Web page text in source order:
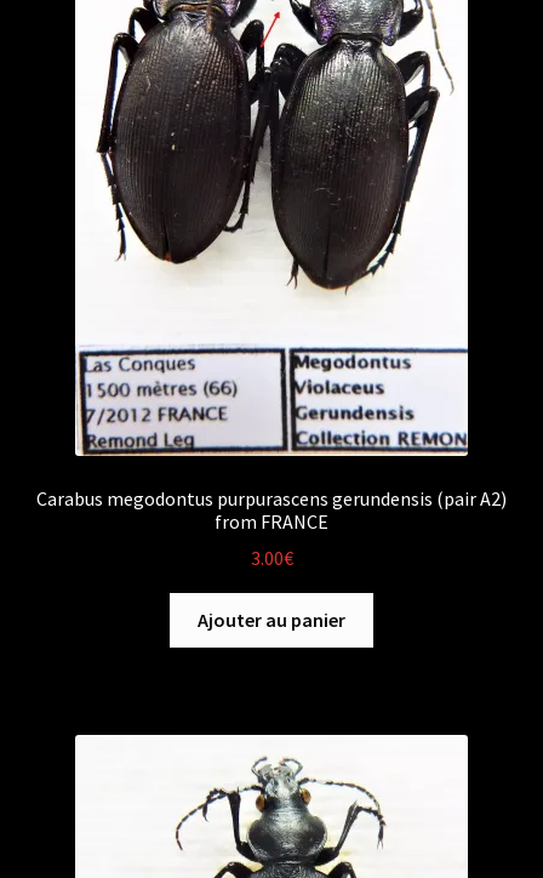
Carabus megodontus purpurascens gerundensis (pair A2)
from FRANCE
3.00€
Ajouter au panier